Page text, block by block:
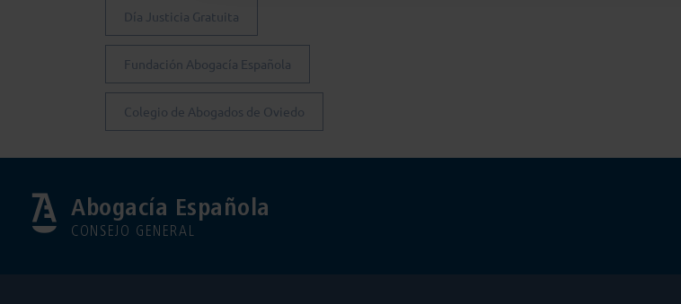
Día Justicia Gratuita
Fundación Abogacía Española
Colegio de Abogados de Oviedo
Abogacía Española
CONSEJO GENERAL